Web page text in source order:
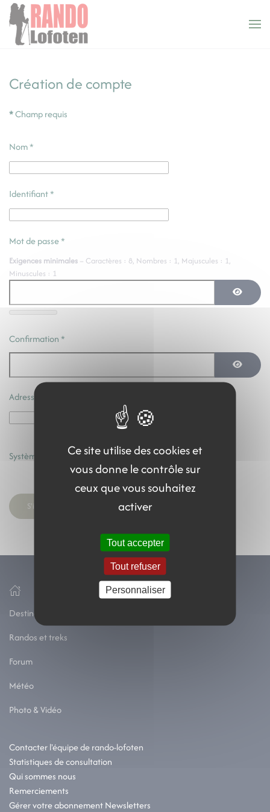
Accéder au contenu principal
Création de compte
*Champ requis
Nom*
Identifiant*
Mot de passe*
Exigences minimales – Caractères : 8, Nombres : 1, Majuscules : 1,
Minuscules : 1
Confirmation*
Adresse e-mail
Système Captcha*
S'inscrire
Destination Lofoten
Randos et treks
Forum
Météo
Photo & Vidéo
Contacter l'équipe de rando-lofoten
Statistiques de consultation
Qui sommes nous
Remerciements
Gérer votre abonnement Newsletters
Panneau de gestion des cookies
Ce site utilise des cookies et
vous donne le contrôle sur
ceux que vous souhaitez
activer
Tout accepter
Tout refuser
Personnaliser